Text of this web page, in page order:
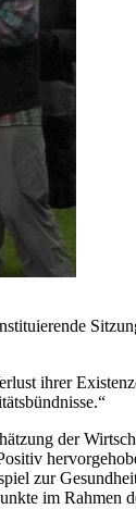
ihrer
der
zur
im Rahmen